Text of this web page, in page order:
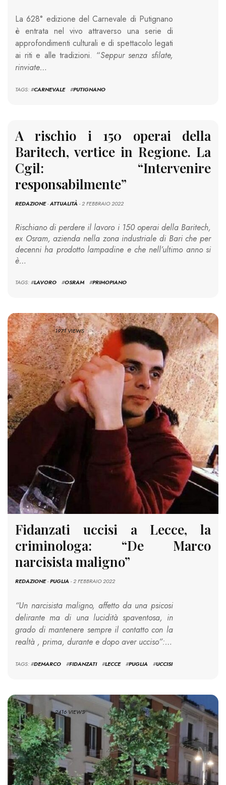
La 628° edizione del Carnevale di Putignano
è entrata nel vivo attraverso una serie di
approfondimenti culturali e di spettacolo legati
ai riti e alle tradizioni. “Seppur senza sfilate,
rinviate…
TAGS: #CARNEVALE #PUTIGNANO
A rischio i 150 operai della
Baritech, vertice in Regione. La
Cgil: “Intervenire
responsabilmente”
REDAZIONE-ATTUALITÀ- 2 FEBBRAIO 2022
Rischiano di perdere il lavoro i 150 operai della Baritech,
ex Osram, azienda nella zona industriale di Bari che per
decenni ha prodotto lampadine e che nell’ultimo anno si
è…
TAGS: #LAVORO #OSRAM #PRIMOPIANO
1971 VIEWS
Fidanzati uccisi a Lecce, la
criminologa: “De Marco
narcisista maligno”
REDAZIONE-PUGLIA- 2 FEBBRAIO 2022
“Un narcisista maligno, affetto da una psicosi
delirante ma di una lucidità spaventosa, in
grado di mantenere sempre il contatto con la
realtà , prima, durante e dopo aver ucciso”:…
TAGS: #DEMARCO #FIDANZATI #LECCE #PUGLIA #UCCISI
2416 VIEWS